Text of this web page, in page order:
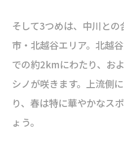
そして3つめは、中川と
市・北越谷エリア。北越
での約2kmにわたり、お
シノが咲きます。上流側
り、春は特に華やかなス
ょう。